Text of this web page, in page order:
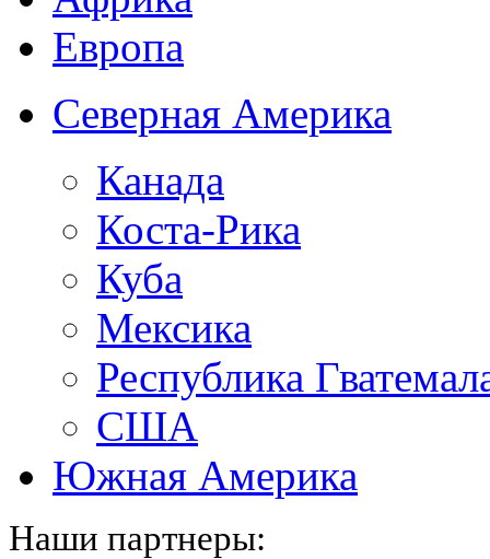
Европа
Северная Америка
Канада
Коста-Рика
Куба
Мексика
Республика
США
Южная Америка
Наши партнеры: